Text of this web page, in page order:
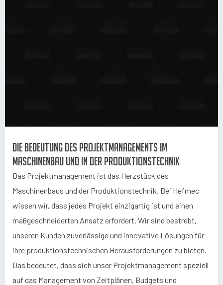
Die Bedeutung des Projektmanagements im
Maschinenbau und in der Produktionstechnik
Das Projektmanagement ist das Herzstück des
Maschinenbaus und der Produktionstechnik. Bei Hefmec
wissen wir, dass jedes Projekt einzigartig ist und einen
maßgeschneiderten Ansatz erfordert. Wir sind bestrebt,
unseren Kunden zuverlässige und innovative Lösungen für
ihre produktionstechnischen Herausforderungen zu bieten.
Das bedeutet, dass sich unser Projektmanagement speziell
auf das Management von Zeitplänen, Budgets und